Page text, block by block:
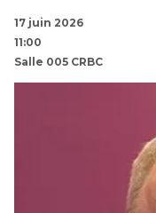
17 juin 2026
11:00
Salle 005 CRBC